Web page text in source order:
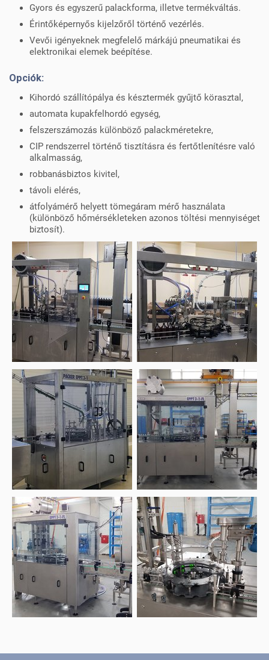
Gyors és egyszerű palackforma, illetve termékváltás.
Érintőképernyős kijelzőről történő vezérlés.
Vevői igényeknek megfelelő márkájú pneumatikai és
elektronikai elemek beépítése.
Opciók:
Kihordó szállítópálya és késztermék gyűjtő körasztal,
automata kupakfelhordó egység,
felszerszámozás különböző palackméretekre,
CIP rendszerrel történő tisztításra és fertőtlenítésre való
alkalmasság,
robbanásbiztos kivitel,
távoli elérés,
átfolyámérő helyett tömegáram mérő használata
(különböző hőmérsékleteken azonos töltési mennyiséget
biztosít).